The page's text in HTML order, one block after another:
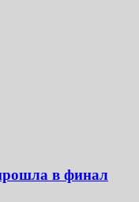
в финал